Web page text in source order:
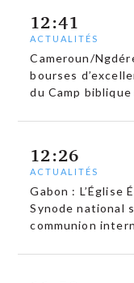
12:41
ACTUALITÉS
Cameroun/
bourses
du Camp biblique
12:26
ACTUALITÉS
Gabon : L’Église
Synode national
communion